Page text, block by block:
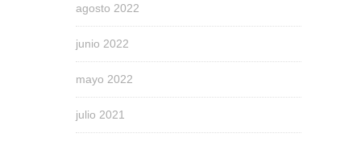
agosto 2022
junio 2022
mayo 2022
julio 2021